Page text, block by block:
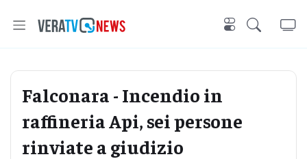
Falconara - Incendio in
raffineria Api, sei persone
rinviate a giudizio